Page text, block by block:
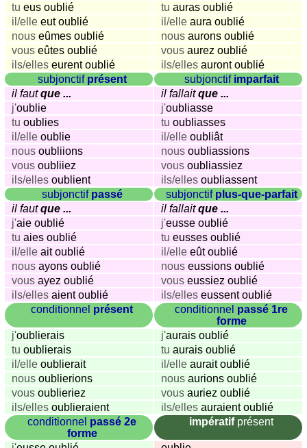
Geografiequiz
Länderquiz
Flüsse-
und
Städtequiz
Flaggen-,
Wappen-
und
Münzenquiz
Städte-
und
Länderquiz
weitere
Spiele
Gehirntraining
Rechentrainer
Puzzle
Quiz
Suchbild
Tierquiz
tu eus oublié tu auras oublié
il/elle eut oublié il/elle aura oublié
nous eûmes oublié nous aurons oublié
vous eûtes oublié vous aurez oublié
ils/elles eurent oublié ils/elles auront oublié
subjonctif présent subjonctif imparfait
il fautque ... il fallaitque ...
j'oublie j'oubliasse
tu oublies tu oubliasses
il/elle oublie il/elle oubliât
nous oubliions nous oubliassions
vous oubliiez vous oubliassiez
ils/elles oublient ils/elles oubliassent
subjonctif passé subjonctif plus-que-parfait
il fautque ... il fallaitque ...
j'aie oublié j'eusse oublié
tu aies oublié tu eusses oublié
il/elle ait oublié il/elle eût oublié
nous ayons oublié nous eussions oublié
vous ayez oublié vous eussiez oublié
ils/elles aient oublié ils/elles eussent oublié
conditionnel présent conditionnel passé 1re
forme
j'oublierais j'aurais oublié
tu oublierais tu aurais oublié
il/elle oublierait il/elle aurait oublié
nous oublierions nous aurions oublié
vous oublieriez vous auriez oublié
ils/elles oublieraient ils/elles auraient oublié
conditionnel passé 2e
forme
impératifprésent